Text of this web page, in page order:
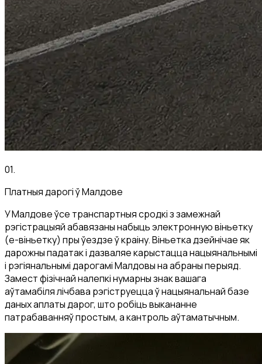
01.
Платныя дарогі ў Малдове
У Малдове ўсе транспартныя сродкі з замежнай
рэгістрацыяй абавязаны набыць электронную віньетку
(e-віньетку) пры ўездзе ў краіну. Віньетка дзейнічае як
дарожны падатак і дазваляе карыстацца нацыянальнымі
і рэгіянальнымі дарогамі Малдовы на абраны перыяд.
Замест фізічнай налепкі нумарны знак вашага
аўтамабіля лічбава рэгіструецца ў нацыянальнай базе
даных аплаты дарог, што робіць выкананне
патрабаванняў простым, а кантроль аўтаматычным.